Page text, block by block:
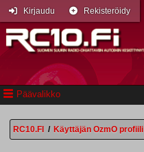
Päävalikko
Kirjaudu Rekisteröidy
RC10.FI / Käyttäjän OzmO profiili